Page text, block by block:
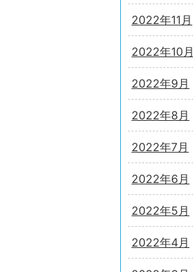
2022年11月
2022年10月
2022年9月
2022年8月
2022年7月
2022年6月
2022年5月
2022年4月